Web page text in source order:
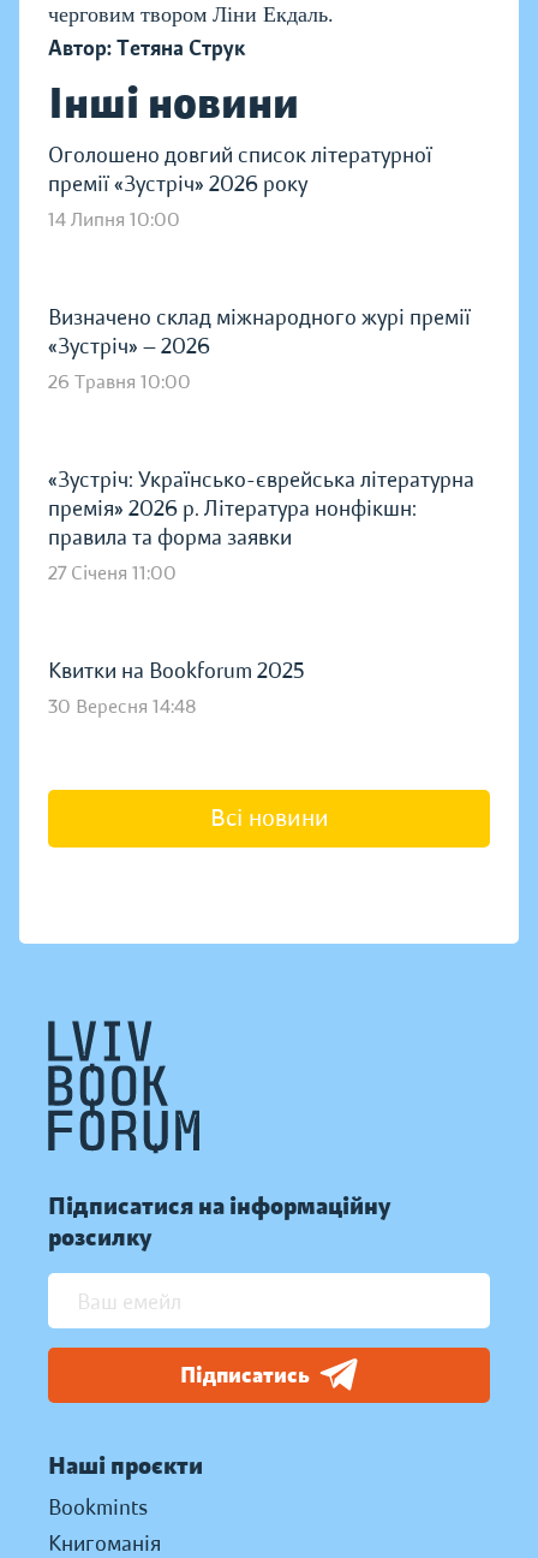
черговим твором Ліни Екдаль.
Автор: Тетяна Струк
Інші новини
Оголошено довгий список літературної
премії «Зустріч» 2026 року
14 Липня 10:00
Визначено склад міжнародного журі премії
«Зустріч» — 2026
26 Травня 10:00
«Зустріч: Українсько-єврейська літературна
премія» 2026 р. Література нонфікшн:
правила та форма заявки
27 Січеня 11:00
Квитки на Bookforum 2025
30 Вересня 14:48
Всі новини
Підписатися на інформаційну
розсилку
Підписатись
Наші проєкти
Bookmints
Книгоманія